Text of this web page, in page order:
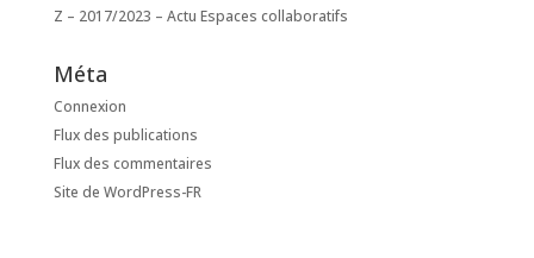
Z – 2017/2023 – Actu Espaces collaboratifs
Méta
Connexion
Flux des publications
Flux des commentaires
Site de WordPress-FR